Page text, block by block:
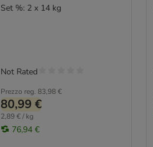
Set %: 2 x 14 kg
Prezzo reg. 83,98 €
80,99 €
2,89 € / kg
76,94 €
Not Rated